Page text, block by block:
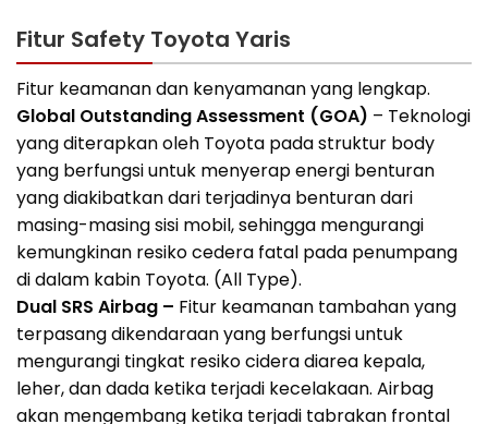
Fitur Safety Toyota Yaris
Fitur keamanan dan kenyamanan yang lengkap.
Global Outstanding Assessment (GOA) – Teknologi
yang diterapkan oleh Toyota pada struktur body
yang berfungsi untuk menyerap energi benturan
yang diakibatkan dari terjadinya benturan dari
masing-masing sisi mobil, sehingga mengurangi
kemungkinan resiko cedera fatal pada penumpang
di dalam kabin Toyota. (All Type).
Dual SRS Airbag – Fitur keamanan tambahan yang
terpasang dikendaraan yang berfungsi untuk
mengurangi tingkat resiko cidera diarea kepala,
leher, dan dada ketika terjadi kecelakaan. Airbag
akan mengembang ketika terjadi tabrakan frontal